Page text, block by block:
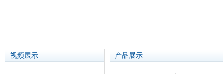
视频展示 产品展示